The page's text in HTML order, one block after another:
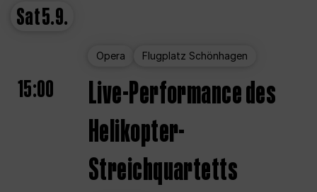
Sat5.9.
Opera Flugplatz Schönhagen
15:00
Live-Performance des
Helikopter-
Streichquartetts